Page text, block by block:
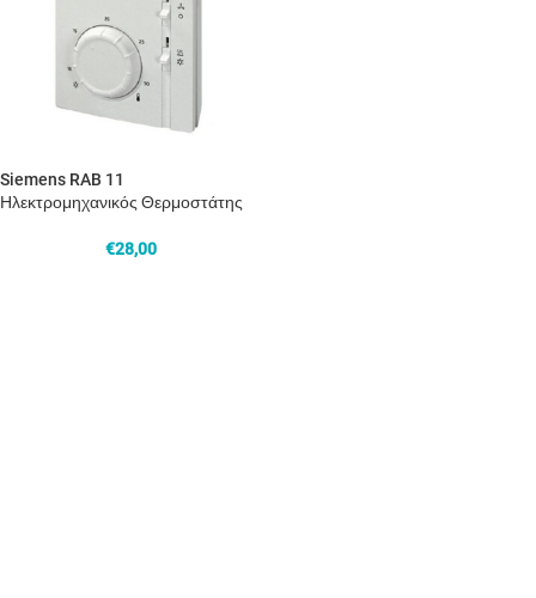
Siemens RAB 11
Ηλεκτρομηχανικός Θερμοστάτης
€28,00